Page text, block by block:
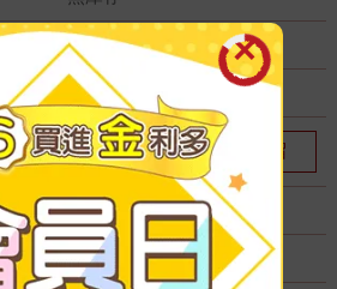
無庫存
無庫存
1 我要預留
無庫存
無庫存